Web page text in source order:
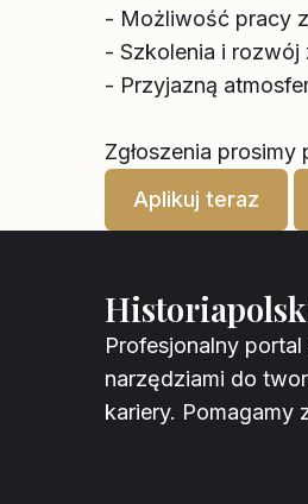
- Możliwość pracy
- Szkolenia i rozwój
- Przyjazną
Zgłoszenia prosimy
Aplikuj teraz
Profesjonalny
narzędziami do
kariery. Pomagamy